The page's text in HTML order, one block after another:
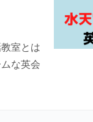
室とは
な英会